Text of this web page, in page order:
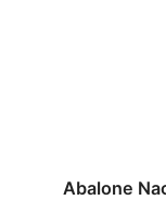
Abalone